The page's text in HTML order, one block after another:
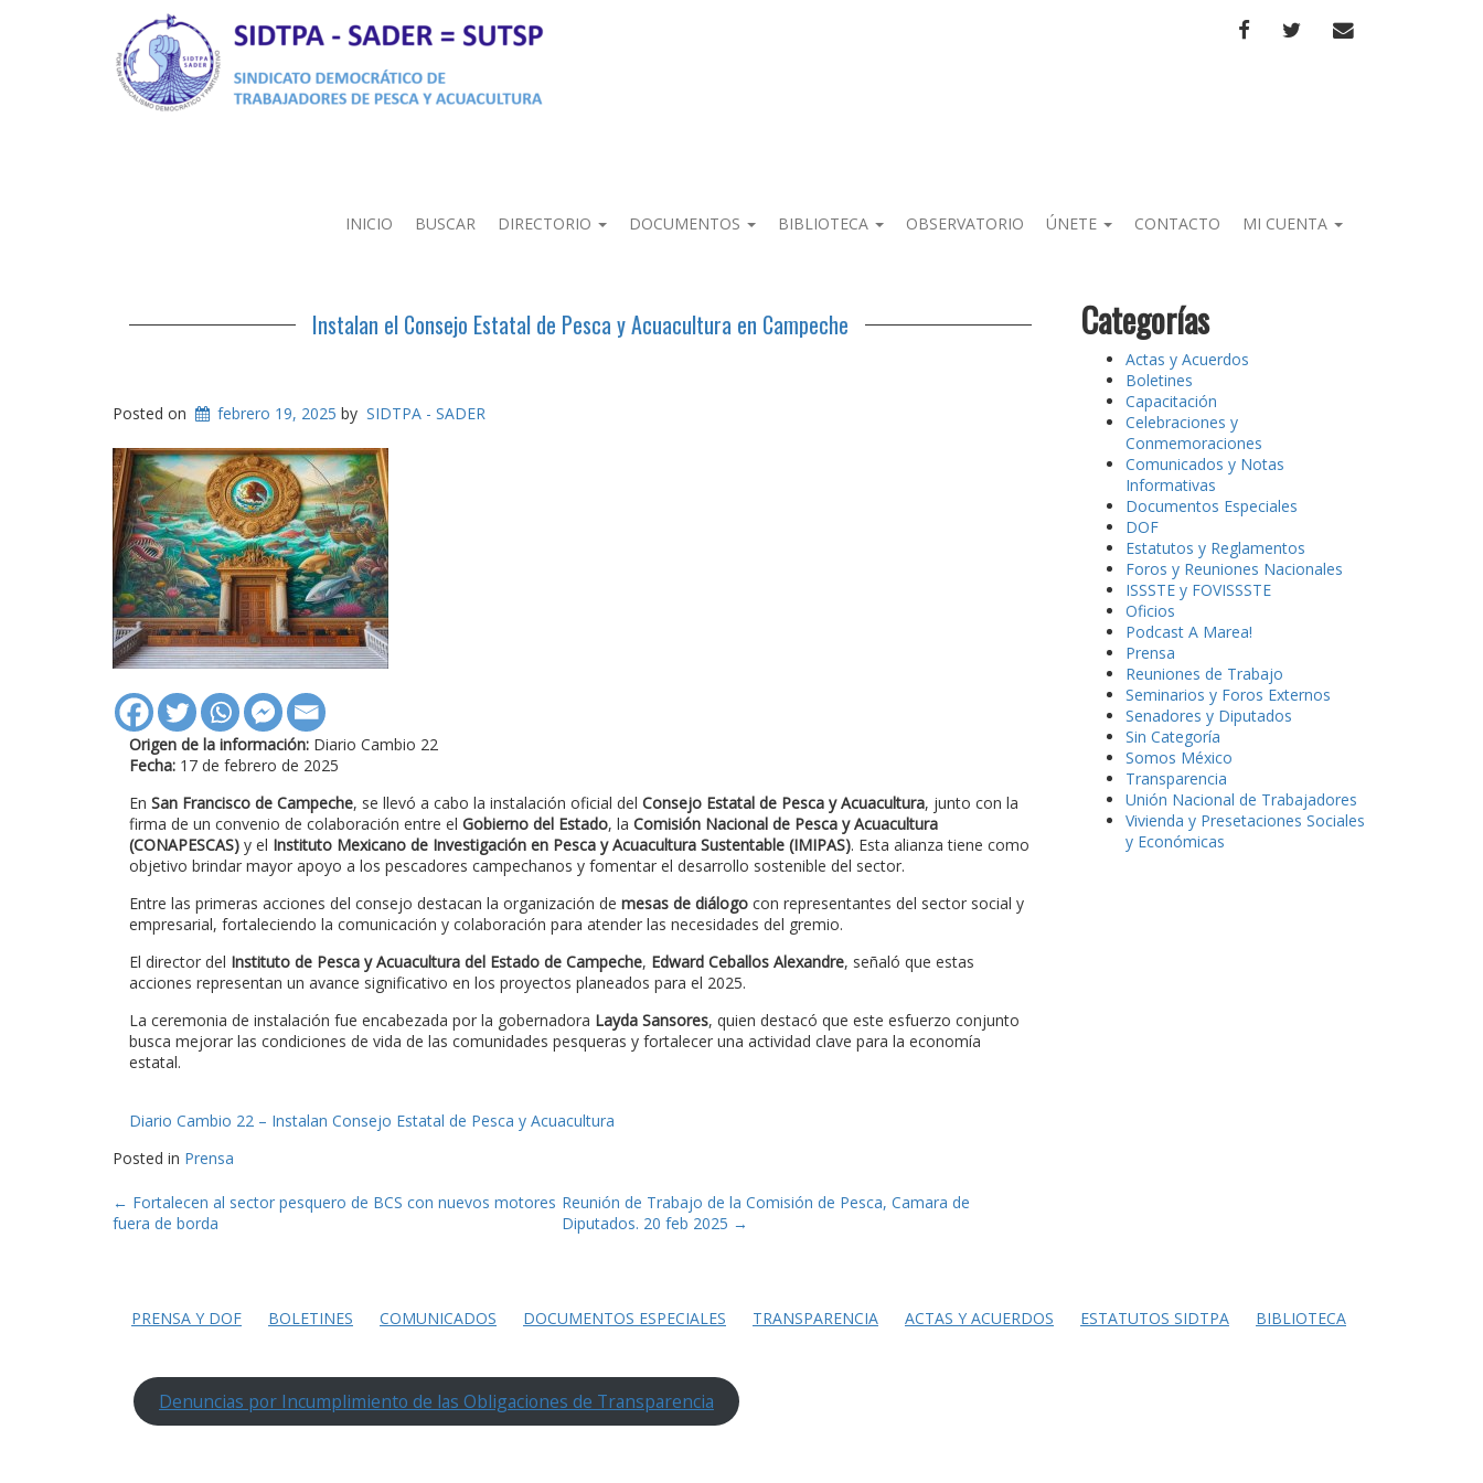
FACEBOOKTWITTERCORREO
INICIO BUSCAR DIRECTORIO DOCUMENTOS BIBLIOTECA OBSERVATORIO ÚNETE CONTACTO MI CUENTA
Instalan el Consejo Estatal de Pesca y Acuacultura en Campeche
Posted on febrero 19, 2025 by SIDTPA - SADER
Origen de la información: Diario Cambio 22
Fecha: 17 de febrero de 2025
En San Francisco de Campeche, se llevó a cabo la instalación oficial del Consejo Estatal de Pesca y Acuacultura, junto con la
firma de un convenio de colaboración entre el Gobierno del Estado, la Comisión Nacional de Pesca y Acuacultura
(CONAPESCAS) y el Instituto Mexicano de Investigación en Pesca y Acuacultura Sustentable (IMIPAS). Esta alianza tiene como
objetivo brindar mayor apoyo a los pescadores campechanos y fomentar el desarrollo sostenible del sector.
Entre las primeras acciones del consejo destacan la organización de mesas de diálogo con representantes del sector social y
empresarial, fortaleciendo la comunicación y colaboración para atender las necesidades del gremio.
El director del Instituto de Pesca y Acuacultura del Estado de Campeche, Edward Ceballos Alexandre, señaló que estas
acciones representan un avance significativo en los proyectos planeados para el 2025.
La ceremonia de instalación fue encabezada por la gobernadora Layda Sansores, quien destacó que este esfuerzo conjunto
busca mejorar las condiciones de vida de las comunidades pesqueras y fortalecer una actividad clave para la economía
estatal.
Diario Cambio 22 – Instalan Consejo Estatal de Pesca y Acuacultura
Posted in Prensa
Post
navigation
← Fortalecen al sector pesquero de BCS con nuevos motores
fuera de borda
Reunión de Trabajo de la Comisión de Pesca, Camara de
Diputados. 20 feb 2025 →
Categorías
Actas y Acuerdos
Boletines
Capacitación
Celebraciones y
Conmemoraciones
Comunicados y Notas
Informativas
Documentos Especiales
DOF
Estatutos y Reglamentos
Foros y Reuniones Nacionales
ISSSTE y FOVISSSTE
Oficios
Podcast A Marea!
Prensa
Reuniones de Trabajo
Seminarios y Foros Externos
Senadores y Diputados
Sin Categoría
Somos México
Transparencia
Unión Nacional de Trabajadores
Vivienda y Presetaciones Sociales
y Económicas
PRENSA Y DOF BOLETINES COMUNICADOS DOCUMENTOS ESPECIALES TRANSPARENCIA ACTAS Y ACUERDOS ESTATUTOS SIDTPA BIBLIOTECA
Denuncias por Incumplimiento de las Obligaciones de Transparencia